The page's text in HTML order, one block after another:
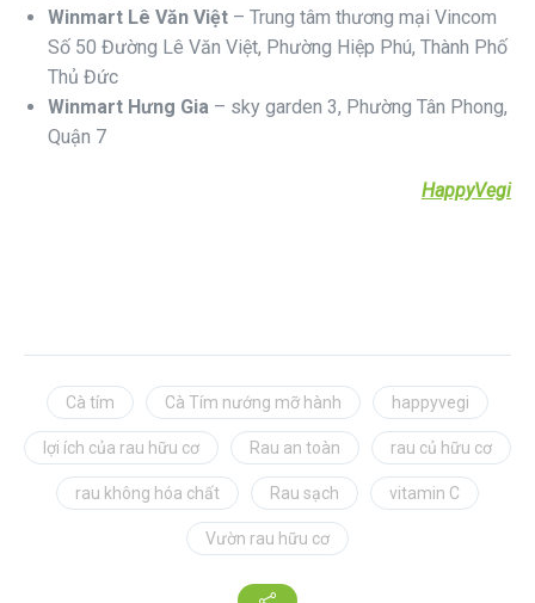
Winmart Lê Văn Việt – Trung tâm thương mại Vincom
Số 50 Đường Lê Văn Việt, Phường Hiệp Phú, Thành Phố
Thủ Đức
Winmart Hưng Gia – sky garden 3, Phường Tân Phong,
Quận 7
HappyVegi
Cà tím Cà Tím nướng mỡ hành happyvegi
lợi ích của rau hữu cơ Rau an toàn rau củ hữu cơ
rau không hóa chất Rau sạch vitamin C
Vườn rau hữu cơ